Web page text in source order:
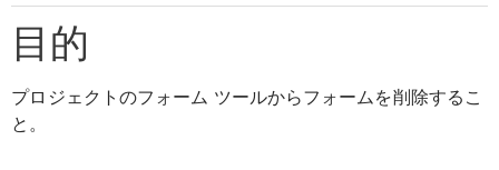
目的
プロジェクトのフォーム ツールからフォームを削除するこ
と。